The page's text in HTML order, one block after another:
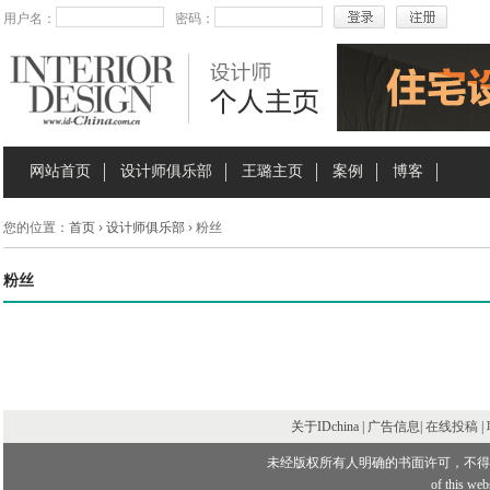
用户名： 密码：
网站首页 设计师俱乐部 王璐主页 案例 博客
您的位置： 首页› 设计师俱乐部› 粉丝
粉丝
关于IDchina | 广告信息| 在线投稿
未经版权所有人明确的书面许可，不
of this